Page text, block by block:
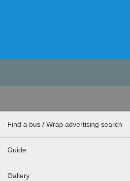
Find a bus / Wrap advertising search
Guide
Gallery